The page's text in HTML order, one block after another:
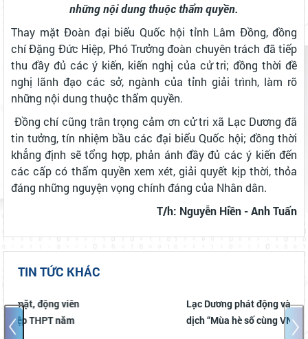
những nội dung thuộc thẩm quyền.
Thay mặt Đoàn đại biểu Quốc hội tỉnh Lâm Đồng, đồng
chí Đặng Đức Hiệp, Phó Trưởng đoàn chuyên trách đã tiếp
thu đầy đủ các ý kiến, kiến nghị của cử tri; đồng thời đề
nghị lãnh đạo các sở, ngành của tỉnh giải trình, làm rõ
những nội dung thuộc thẩm quyền.
​ Đồng chí cũng trân trọng cảm ơn cử tri xã Lạc Dương đã
tin tưởng, tín nhiệm bầu các đại biểu Quốc hội; đồng thời
khẳng định sẽ tổng hợp, phản ánh đầy đủ các ý kiến đến
các cấp có thẩm quyền xem xét, giải quyết kịp thời, thỏa
đáng những nguyện vọng chính đáng của Nhân dân.
​ T/h: Nguyễn Hiền - Anh Tuấn
TIN TỨC KHÁC
Lạc Dương phát động và triển khai Chiến
dịch “Mùa hè số cùng VNeID” năm 2026